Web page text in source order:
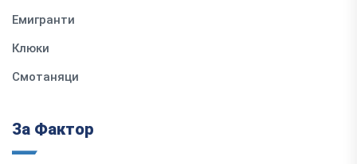
Емигранти
Клюки
Смотаняци
За Фактор